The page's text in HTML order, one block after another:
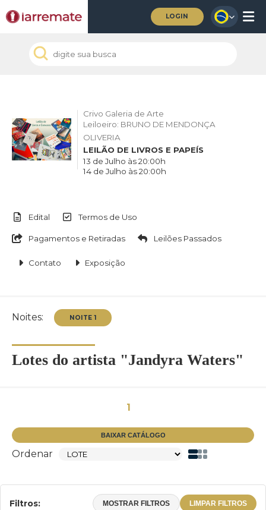
LOGIN
Crivo Galeria de Arte
Leiloeiro: BRUNO DE MENDONÇA
OLIVERIA
LEILÃO DE LIVROS E PAPEÍS
13 de Julho às 20:00h
14 de Julho às 20:00h
Edital Termos de Uso
Pagamentos e Retiradas Leilões Passados
Contato Exposição
Noites:
Lotes do artista "Jandyra Waters"
1
BAIXAR CATÁLOGO
Ordenar
Filtros: MOSTRAR FILTROS LIMPAR FILTROS